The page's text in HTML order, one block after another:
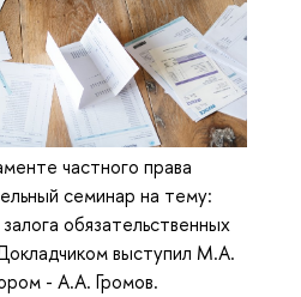
частного права
семинар на тему:
обязательственных
выступил М.А.
- А.А. Громов.